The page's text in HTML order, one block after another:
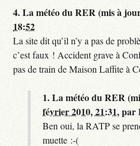
4.La météo du RER (mis à
18:52
La site dit qu’il n’y a pas de
c’est faux ! Accident grave à
pas de train de Maison Laffite à
1.La météo du RER
février 2010, 21:31,par
Ben oui, la RATP se
muette :-(